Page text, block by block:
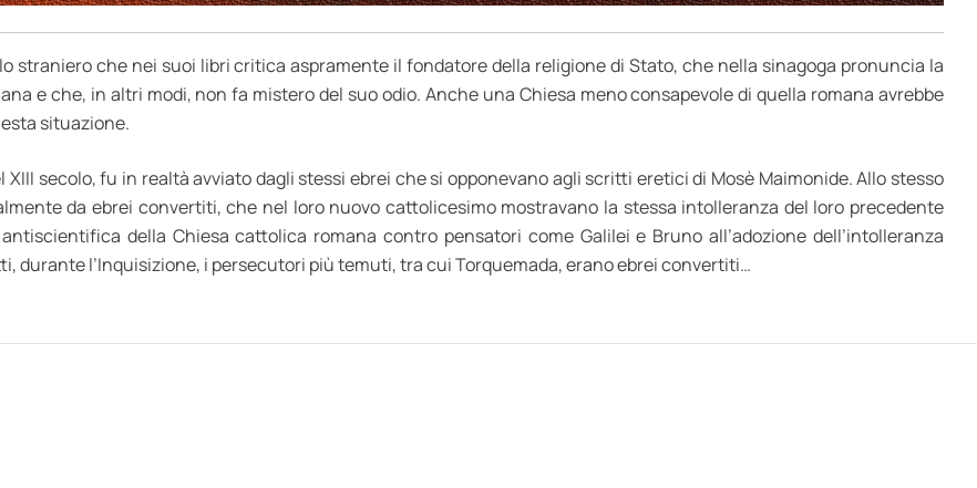
straniero che nei suoi libri critica aspramente il fondatore della religione di Stato, che nella sinagoga pronuncia la
e che, in altri modi, non fa mistero del suo odio. Anche una Chiesa meno consapevole di quella romana avrebbe
situazione.
secolo, fu in realtà avviato dagli stessi ebrei che si opponevano agli scritti eretici di Mosè Maimonide. Allo stesso
da ebrei convertiti, che nel loro nuovo cattolicesimo mostravano la stessa intolleranza del loro precedente
della Chiesa cattolica romana contro pensatori come Galilei e Bruno all’adozione dell’intolleranza
durante l’Inquisizione, i persecutori più temuti, tra cui Torquemada, erano ebrei convertiti…